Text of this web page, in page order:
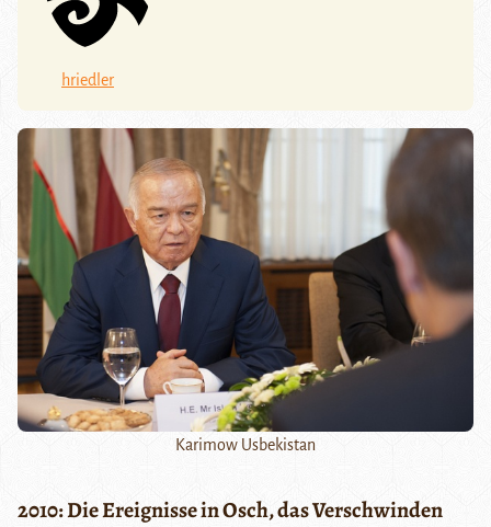
hriedler
Karimow Usbekistan
2010: Die Ereignisse in Osch, das Verschwinden